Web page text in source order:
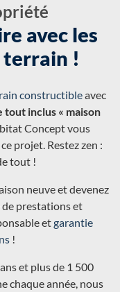
avec les
terrain !
constructibleavec
inclus « maison
Concept vous
projet. Restez zen :
tout !
neuve et devenez
prestations et
etgarantie
!
et plus de 1 500
chaque année, nous